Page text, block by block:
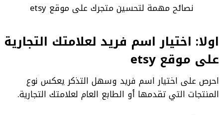
نصائح مهمة لتحسين متجرك على موقع etsy
اولا: اختيار اسم فريد لعلامتك التجارية
على موقع etsy
احرص على اختيار اسم فريد وسهل التذكر يعكس نوع
المنتجات التي تقدمها أو الطابع العام لعلامتك التجارية.